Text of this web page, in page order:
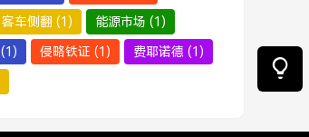
客车侧翻 (1) 能源市场 (1)
(1) 侵略铁证 (1) 费耶诺德 (1)